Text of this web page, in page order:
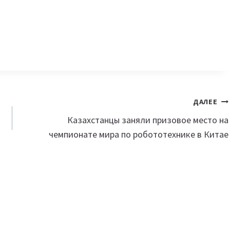
ДАЛЕЕ
Казахстанцы заняли призовое место на
чемпионате мира по робототехнике в Китае